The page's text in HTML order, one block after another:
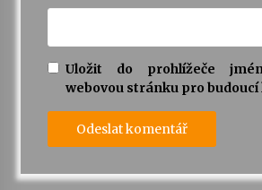
Uložit do prohlížeče
webovou stránku pro